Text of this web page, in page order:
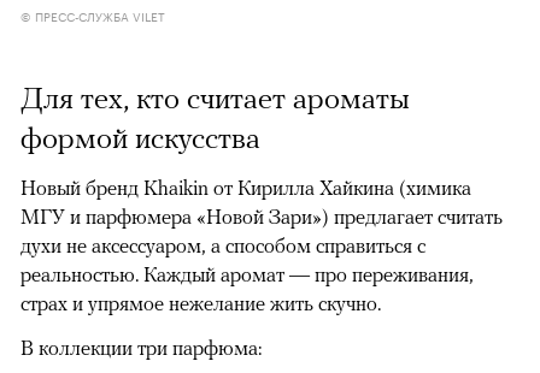
© ПРЕСС-СЛУЖБА VILET
Для тех, кто считает ароматы
формой искусства
Новый бренд Khaikin от Кирилла Хайкина (химика
МГУ и парфюмера «Новой Зари») предлагает считать
духи не аксессуаром, а способом справиться с
реальностью. Каждый аромат — про переживания,
страх и упрямое нежелание жить скучно.
В коллекции три парфюма: